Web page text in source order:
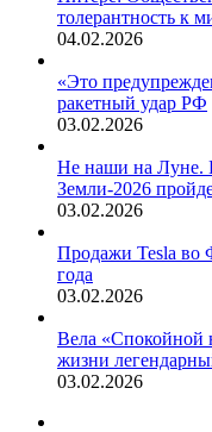
толерантность к
04.02.2026
«Это
ракетный удар РФ
03.02.2026
Не наши на Луне.
Земли-2026
03.02.2026
Продажи Tesla во
года
03.02.2026
Вела
жизни
03.02.2026